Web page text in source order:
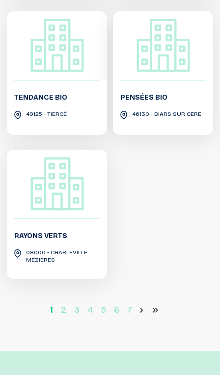
TENDANCE BIO
49125 - TIERCÉ
PENSÉES BIO
46130 - BIARS SUR CERE
RAYONS VERTS
08000 - CHARLEVILLE
MÉZIÈRES
1 2 3 4 5 6 7 > >>